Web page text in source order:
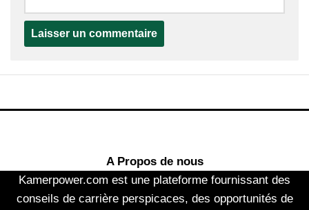
A Propos de nous
Kamerpower.com est une plateforme fournissant des
conseils de carrière perspicaces, des opportunités de